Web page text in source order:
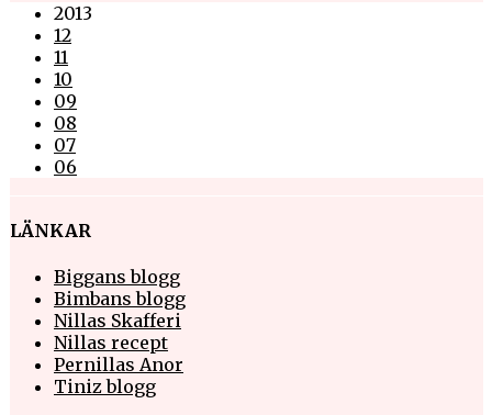
2013
12
11
10
09
08
07
06
LÄNKAR
Biggans blogg
Bimbans blogg
Nillas Skafferi
Nillas recept
Pernillas Anor
Tiniz blogg